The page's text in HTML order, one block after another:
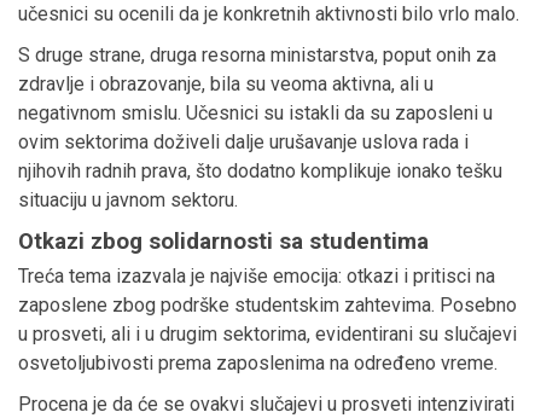
učesnici su ocenili da je konkretnih aktivnosti bilo vrlo malo.
S druge strane, druga resorna ministarstva, poput onih za
zdravlje i obrazovanje, bila su veoma aktivna, ali u
negativnom smislu. Učesnici su istakli da su zaposleni u
ovim sektorima doživeli dalje urušavanje uslova rada i
njihovih radnih prava, što dodatno komplikuje ionako tešku
situaciju u javnom sektoru.
Otkazi zbog solidarnosti sa studentima
Treća tema izazvala je najviše emocija: otkazi i pritisci na
zaposlene zbog podrške studentskim zahtevima. Posebno
u prosveti, ali i u drugim sektorima, evidentirani su slučajevi
osvetoljubivosti prema zaposlenima na određeno vreme.
Procena je da će se ovakvi slučajevi u prosveti intenzivirati